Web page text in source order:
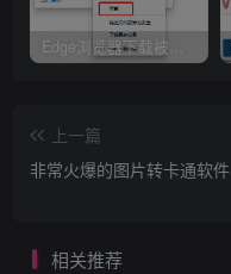
Edge浏览器下载被阻止 已阻止此不安全的文件是什么原因呢
上一篇
非常火爆的图片转卡通软件
相关推荐